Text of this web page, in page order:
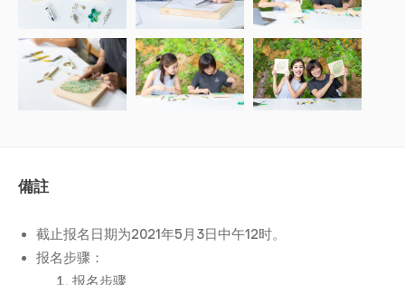
備註
截止报名日期为2021年5月3日中午12时。
报名步骤：
报名步骤